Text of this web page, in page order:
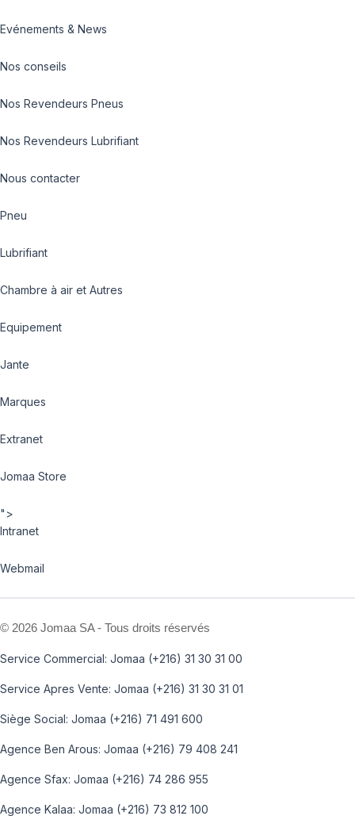
Evénements & News
Nos conseils
Nos Revendeurs Pneus
Nos Revendeurs Lubrifiant
Nous contacter
Pneu
Lubrifiant
Chambre à air et Autres
Equipement
Jante
Marques
Extranet
Jomaa Store
">
Intranet
Webmail
© 2026 Jomaa SA - Tous droits réservés
Service Commercial: Jomaa (+216) 31 30 31 00
Service Apres Vente: Jomaa (+216) 31 30 31 01
Siège Social: Jomaa (+216) 71 491 600
Agence Ben Arous: Jomaa (+216) 79 408 241
Agence Sfax: Jomaa (+216) 74 286 955
Agence Kalaa: Jomaa (+216) 73 812 100